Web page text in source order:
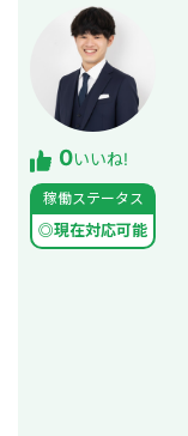
0いいね!
稼働ステータス
◎現在対応可能